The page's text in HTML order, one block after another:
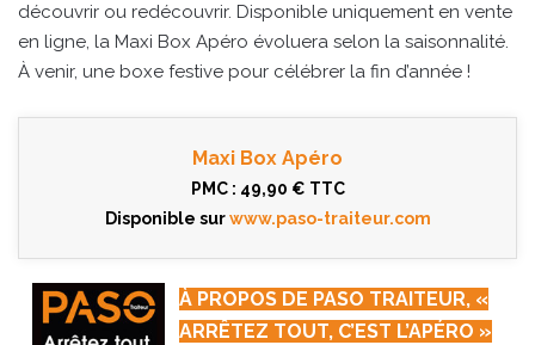
découvrir ou redécouvrir. Disponible uniquement en vente
en ligne, la Maxi Box Apéro évoluera selon la saisonnalité.
À venir, une boxe festive pour célébrer la fin d’année !
Maxi Box Apéro
PMC : 49,90 € TTC
Disponible surwww.paso-traiteur.com
À PROPOS DE PASO TRAITEUR, «
ARRÊTEZ TOUT, C’EST L’APÉRO »